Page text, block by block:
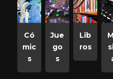
Có
mic
s
Jue
go
s
Lib
ros